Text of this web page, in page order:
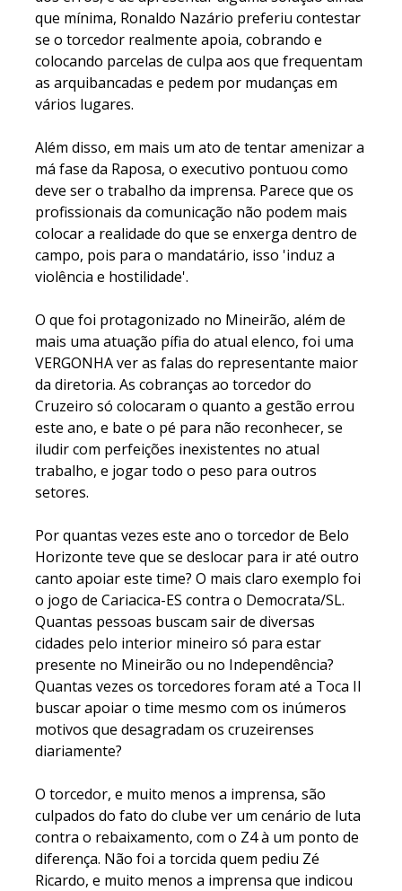
que mínima, Ronaldo Nazário preferiu contestar
se o torcedor realmente apoia, cobrando e
colocando parcelas de culpa aos que frequentam
as arquibancadas e pedem por mudanças em
vários lugares.
Além disso, em mais um ato de tentar amenizar a
má fase da Raposa, o executivo pontuou como
deve ser o trabalho da imprensa. Parece que os
profissionais da comunicação não podem mais
colocar a realidade do que se enxerga dentro de
campo, pois para o mandatário, isso 'induz a
violência e hostilidade'.
O que foi protagonizado no Mineirão, além de
mais uma atuação pífia do atual elenco, foi uma
VERGONHA ver as falas do representante maior
da diretoria. As cobranças ao torcedor do
Cruzeiro só colocaram o quanto a gestão errou
este ano, e bate o pé para não reconhecer, se
iludir com perfeições inexistentes no atual
trabalho, e jogar todo o peso para outros
setores.
Por quantas vezes este ano o torcedor de Belo
Horizonte teve que se deslocar para ir até outro
canto apoiar este time? O mais claro exemplo foi
o jogo de Cariacica-ES contra o Democrata/SL.
Quantas pessoas buscam sair de diversas
cidades pelo interior mineiro só para estar
presente no Mineirão ou no Independência?
Quantas vezes os torcedores foram até a Toca II
buscar apoiar o time mesmo com os inúmeros
motivos que desagradam os cruzeirenses
diariamente?
O torcedor, e muito menos a imprensa, são
culpados do fato do clube ver um cenário de luta
contra o rebaixamento, com o Z4 à um ponto de
diferença. Não foi a torcida quem pediu Zé
Ricardo, e muito menos a imprensa que indicou